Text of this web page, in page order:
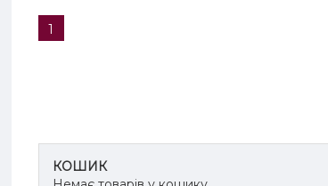
1
КОШИК